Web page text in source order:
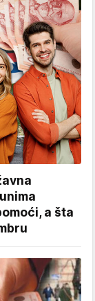
a šta